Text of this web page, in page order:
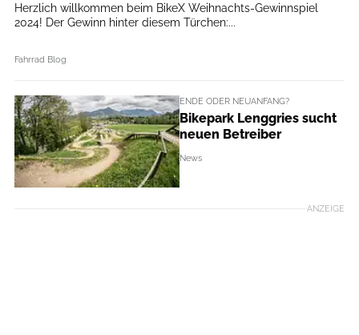
Herzlich willkommen beim BikeX Weihnachts-Gewinnspiel
2024! Der Gewinn hinter diesem Türchen:...
Fahrrad Blog
ENDE ODER NEUANFANG?
Bikepark Lenggries sucht
neuen Betreiber
News
ANZEIGE